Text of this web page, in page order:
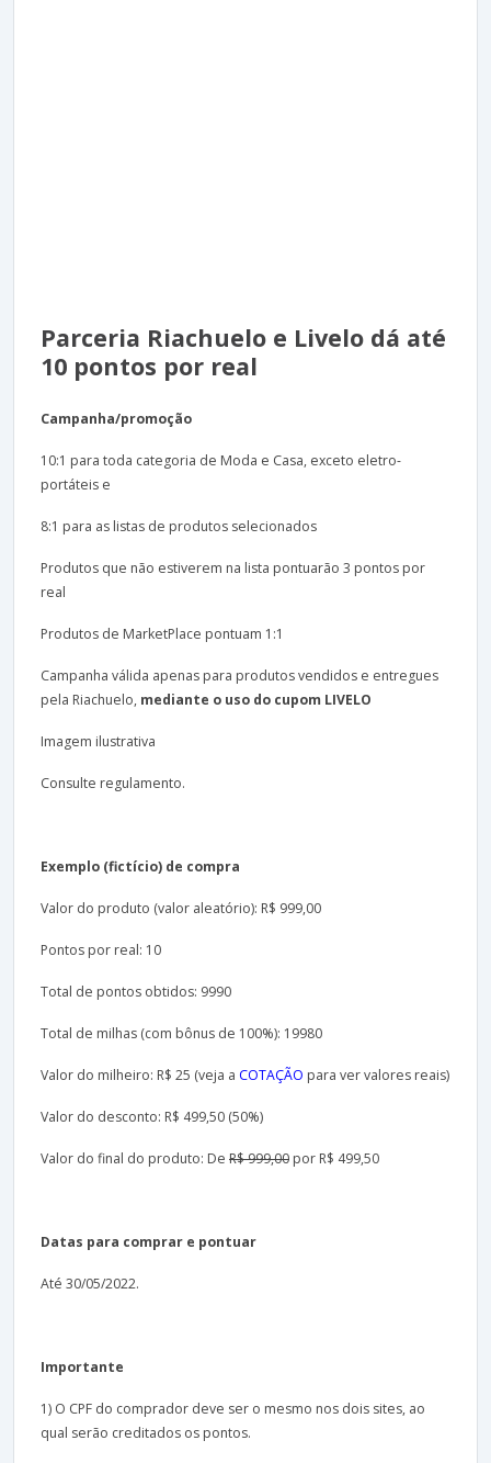
Parceria Riachuelo e Livelo dá até
10 pontos por real
Campanha/promoção
10:1 para toda categoria de Moda e Casa, exceto eletro-
portáteis e
8:1 para as listas de produtos selecionados
Produtos que não estiverem na lista pontuarão 3 pontos por
real
Produtos de MarketPlace pontuam 1:1
Campanha válida apenas para produtos vendidos e entregues
pela Riachuelo, mediante o uso do cupom LIVELO
Imagem ilustrativa
Consulte regulamento.
Exemplo (fictício) de compra
Valor do produto (valor aleatório): R$ 999,00
Pontos por real: 10
Total de pontos obtidos: 9990
Total de milhas (com bônus de 100%): 19980
Valor do milheiro: R$ 25 (veja a COTAÇÃO para ver valores reais)
Valor do desconto: R$ 499,50 (50%)
Valor do final do produto: De R$ 999,00 por R$ 499,50
Datas para comprar e pontuar
Até 30/05/2022.
Importante
1) O CPF do comprador deve ser o mesmo nos dois sites, ao
qual serão creditados os pontos.